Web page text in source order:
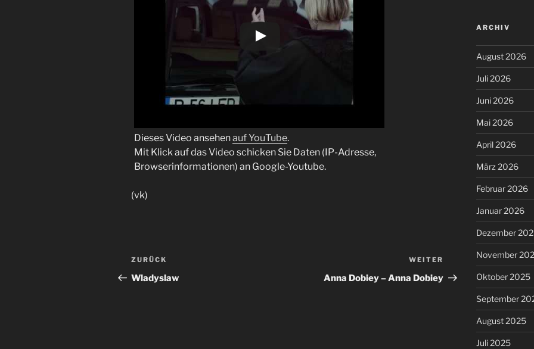
Dieses Video ansehenauf YouTube.
Mit Klick auf das Video schicken Sie Daten (IP-Adresse,
Browserinformationen) an Google-Youtube.
(vk)
Beitragsnavigation
Vorheriger
Beitrag
ZURÜCK
Wladyslaw
Nächster
Beitrag
WEITER
Anna Dobiey – Anna Dobiey
ARCHIV
August 2026
Juli 2026
Juni 2026
Mai 2026
April 2026
März 2026
Februar 2026
Januar 2026
Dezember
November
Oktober 2025
September
August 2025
Juli 2025